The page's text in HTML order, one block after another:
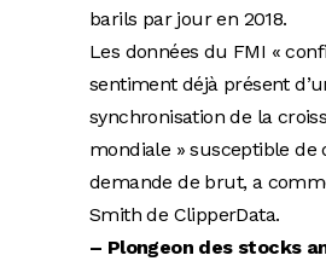
barils par jour en 2018.
Les données du FMI «
sentiment déjà présent
synchronisation de la
mondiale » susceptible de
demande de brut, a
Smith de ClipperData.
– Plongeon des stocks